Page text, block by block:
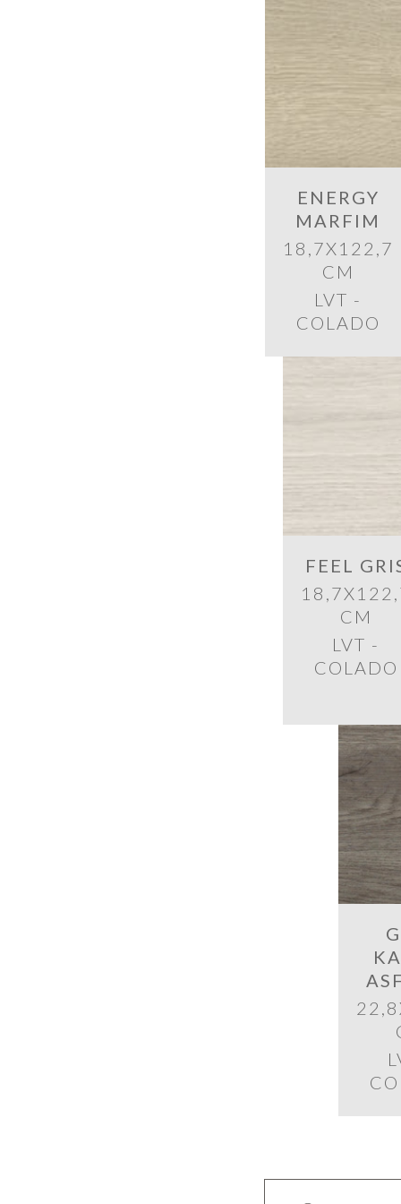
ENERGY
MARFIM
18,7X122,7
CM
LVT -
COLADO
FEEL
CM
LVT -
COLADO